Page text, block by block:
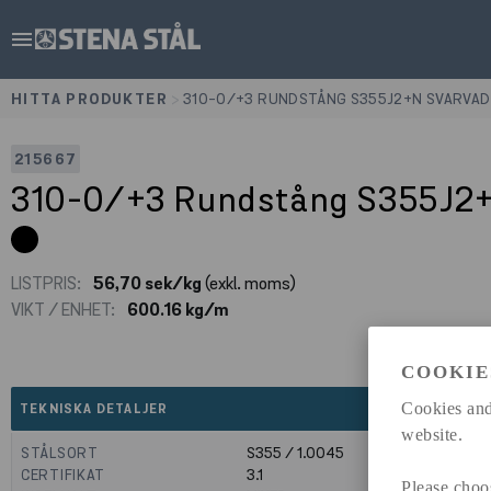
Cookies
website.
Please
menu
HITTA PRODUKTER 310-0/+3 RUNDSTÅNG S355J2+N
215667
310-0/+3 Rundstång
LISTPRIS: 56,70 sek/kg(exkl. moms)
VIKT / ENHET:
600.16 kg/m
TEKNISKA DETALJER expand_less
STÅLSORT
S355 / 1.0045
CERTIFIKAT
3.1